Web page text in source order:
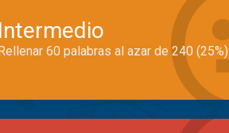
Intermedio
60 palabras al azar de 240 (25%)